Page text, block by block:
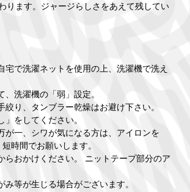
ります。ジャージらしさをあえて残してい
宅で洗濯ネットを使用の上、洗濯機で洗え
洗濯機の「弱」設定。
り、タンブラー乾燥はお避け下さい。
をしてください。
一、シワが気になる方は、アイロンを
時間でお願いします。
おかけください。 ニットテープ部分のア
等が生じる場合がございます。